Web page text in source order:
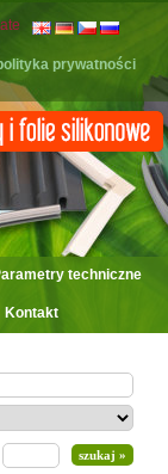
prywatności
techniczne
Kontakt